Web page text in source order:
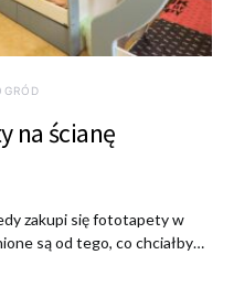
na ścianę
zakupi się fototapety w
są od tego, co chciałby…